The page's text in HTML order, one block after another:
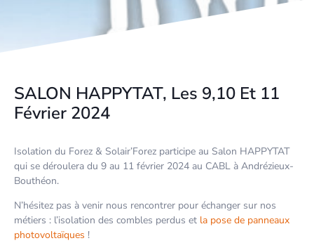
SALON HAPPYTAT, Les 9,10 Et 11
Février 2024
Isolation du Forez & Solair’Forez participe au Salon HAPPYTAT
qui se déroulera du 9 au 11 février 2024 au CABL à Andrézieux-
Bouthéon.
N’hésitez pas à venir nous rencontrer pour échanger sur nos
métiers : l’isolation des combles perdus et la pose de panneaux
photovoltaïques !